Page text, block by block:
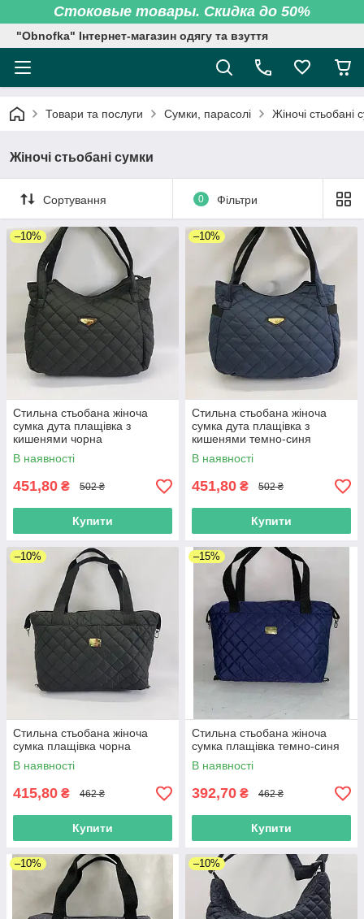
Стоковые товары. Скидка до 50%
"Obnofka" Інтернет-магазин одягу та взуття
Товари та послуги Сумки, парасолі Жіночі стьобані
Жіночі стьобані сумки
Сортування 0 Фільтри
–10%
Стильна стьобана жіноча
сумка дута плащівка з
кишенями чорна
В наявності
451,80 ₴ 502 ₴
Купити
–10%
Стильна стьобана жіноча
сумка дута плащівка з
кишенями темно-синя
В наявності
451,80 ₴ 502 ₴
Купити
–10%
Стильна стьобана жіноча
сумка плащівка чорна
В наявності
415,80 ₴ 462 ₴
Купити
–15%
Стильна стьобана жіноча
сумка плащівка темно-синя
В наявності
392,70 ₴ 462 ₴
Купити
–10% –10%